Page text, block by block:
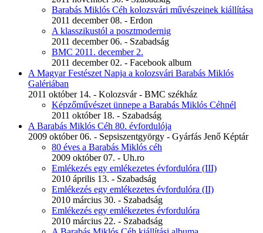
Barabás Miklós Céh kolozsvári művészeinek kiállítása
2011 december 08. - Erdon
A klasszikustól a posztmodernig
2011 december 06. - Szabadság
BMC 2011. december 2.
2011 december 02. - Facebook album
A Magyar Festészet Napja a kolozsvári Barabás Miklós
Galériában
2011 október 14. - Kolozsvár - BMC székház
Képzőművészet ünnepe a Barabás Miklós Céhnél
2011 október 18. - Szabadság
A Barabás Miklós Céh 80. évfordulója
2009 október 06. - Sepsiszentgyörgy - Gyárfás Jenő Képtár
80 éves a Barabás Miklós céh
2009 október 07. - Uh.ro
Emlékezés egy emlékezetes évfordulóra (III)
2010 április 13. - Szabadság
Emlékezés egy emlékezetes évfordulóra (II)
2010 március 30. - Szabadság
Emlékezés egy emlékezetes évfordulóra
2010 március 22. - Szabadság